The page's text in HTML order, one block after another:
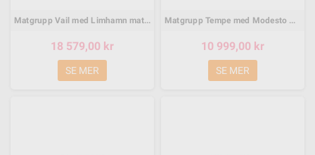
Matgrupp Vail med Limhamn matstolar, 200 × 100 cm
18 579,00 kr
SE MER
Matgrupp Tempe med Modesto matstolar, 140 × 80 cm
10 999,00 kr
SE MER